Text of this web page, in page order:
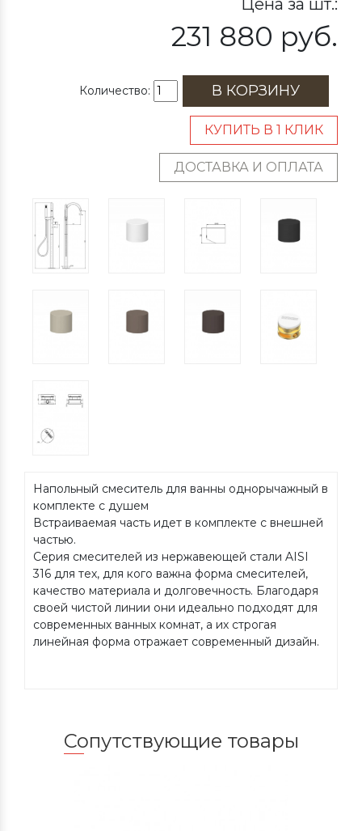
Цена за шт.:
231 880 руб.
Количество: В КОРЗИНУ
КУПИТЬ В 1 КЛИК
ДОСТАВКА И ОПЛАТА
Напольный смеситель для ванны однорычажный в
комплекте с душем
Встраиваемая часть идет в комплекте с внешней
частью.
Серия смесителей из нержавеющей стали AISI
316 для тех, для кого важна форма смесителей,
качество материала и долговечность. Благодаря
своей чистой линии они идеально подходят для
современных ванных комнат, а их строгая
линейная форма отражает современный дизайн.
Сопутствующие товары